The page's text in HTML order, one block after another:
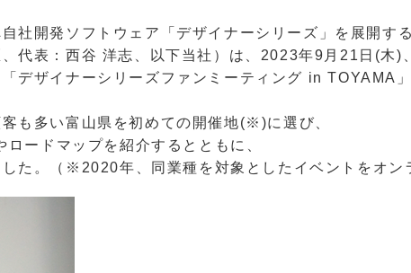
社開発ソフトウェア「デザイナーシリーズ」を展開する
代表：西谷 洋志、以下当社）は、2023年9月21日(木)、
デザイナーシリーズファンミーティング in TOYAMA」
も多い富山県を初めての開催地(※)に選び、
ードマップを紹介するとともに、
た。（※2020年、同業種を対象としたイベントをオン